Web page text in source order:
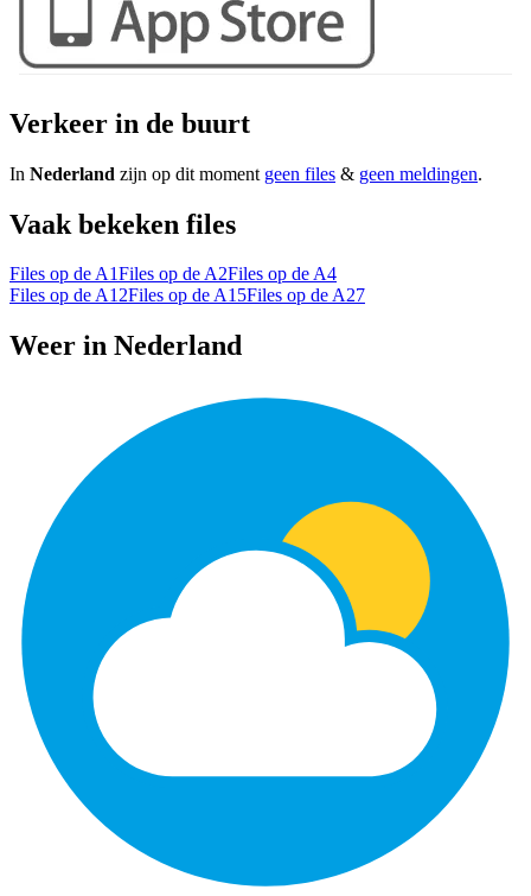
Verkeer in de buurt
In Nederland zijn op dit moment geen files & geen meldingen.
Vaak bekeken files
Files op de A1Files op de A2Files op de A4
Files op de A12Files op de A15Files op de A27
Weer in Nederland